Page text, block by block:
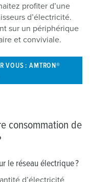
profiter d’une
d’électricité.
sur un périphérique
et conviviale.
VOUS : AMTRON®
consommation de
le réseau électrique ?
d’électricité